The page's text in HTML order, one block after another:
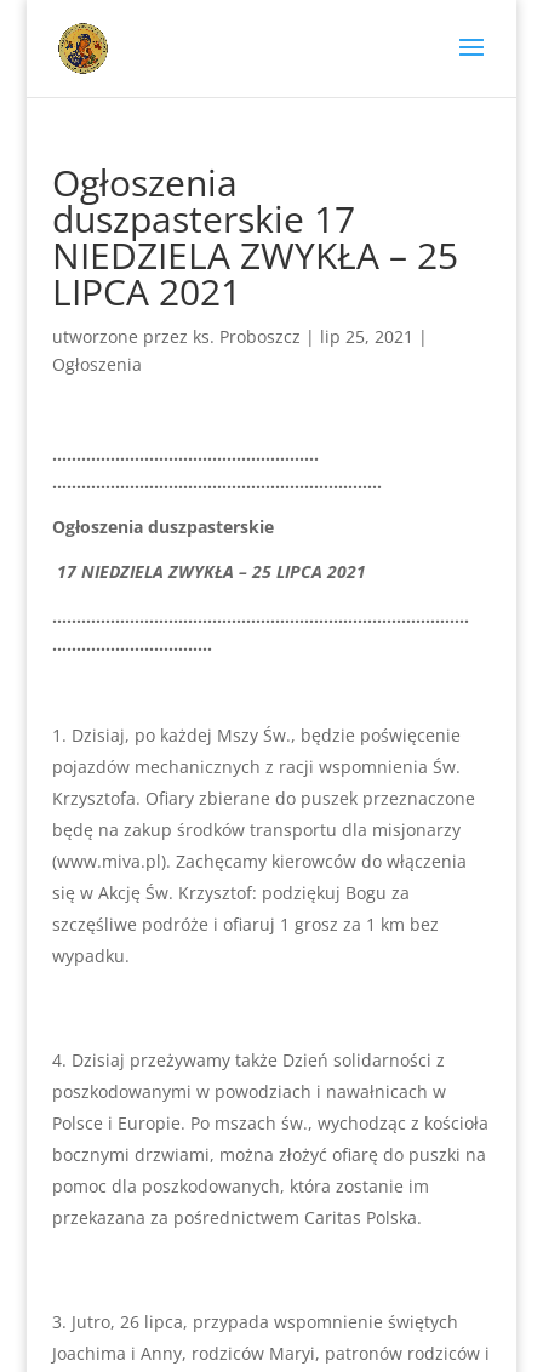
Ogłoszenia
duszpasterskie 17
NIEDZIELA ZWYKŁA – 25
LIPCA 2021
utworzone przez ks. Proboszcz | lip 25, 2021 |
Ogłoszenia
……………………………………………….
…………………………………………………………..
Ogłoszenia duszpasterskie
17 NIEDZIELA ZWYKŁA – 25 LIPCA 2021
…………………………………………………………………………..
……………………………
Dzisiaj, po każdej Mszy Św., będzie poświęcenie
pojazdów mechanicznych z racji wspomnienia Św.
Krzysztofa. Ofiary zbierane do puszek przeznaczone
będę na zakup środków transportu dla misjonarzy
(www.miva.pl). Zachęcamy kierowców do włączenia
się w Akcję Św. Krzysztof: podziękuj Bogu za
szczęśliwe podróże i ofiaruj 1 grosz za 1 km bez
wypadku.
Dzisiaj przeżywamy także Dzień solidarności z
poszkodowanymi w powodziach i nawałnicach w
Polsce i Europie. Po mszach św., wychodząc z kościoła
bocznymi drzwiami, można złożyć ofiarę do puszki na
pomoc dla poszkodowanych, która zostanie im
przekazana za pośrednictwem Caritas Polska.
Jutro, 26 lipca, przypada wspomnienie świętych
Joachima i Anny, rodziców Maryi, patronów rodziców i